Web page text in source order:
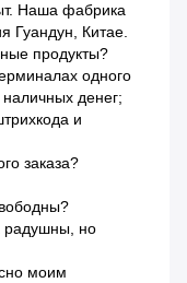
Наша фабрика
Гуандун, Китае.
продукты?
одного
денег;
и
заказа?
радушны, но
моим